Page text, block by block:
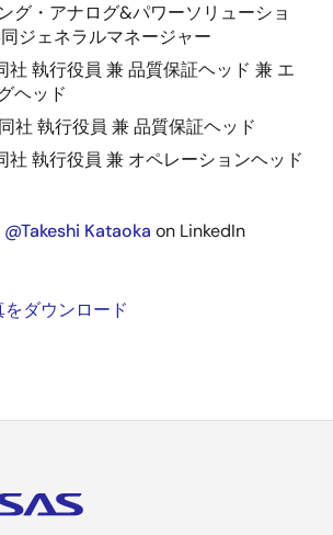
グ・アナログ&パワーソリューショ
ジェネラルマネージャー
執行役員 兼 品質保証ヘッド 兼 エ
ヘッド
執行役員 兼 品質保証ヘッド
執行役員 兼 オペレーションヘッド
@Takeshi Kataoka on LinkedIn
ダウンロード